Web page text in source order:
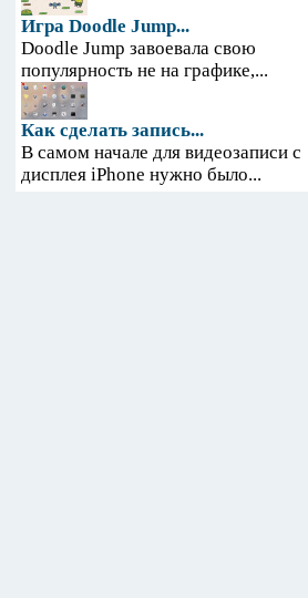
Игра Doodle Jump...
Doodle Jump завоевала свою
популярность не на графике,...
Как сделать запись...
В самом начале для видеозаписи с
дисплея iPhone нужно было...